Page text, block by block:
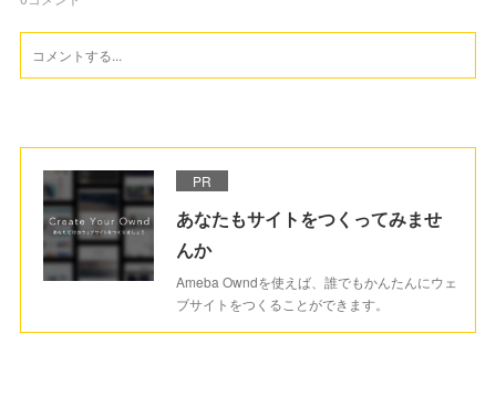
PR
あなたもサイトをつくってみませ
んか
Ameba Owndを使えば、誰でもかんたんにウェ
ブサイトをつくることができます。